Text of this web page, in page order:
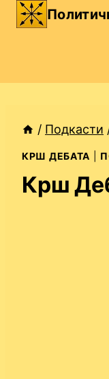
Skip
/ Подкасти
КРШ ДЕБАТА
Крш